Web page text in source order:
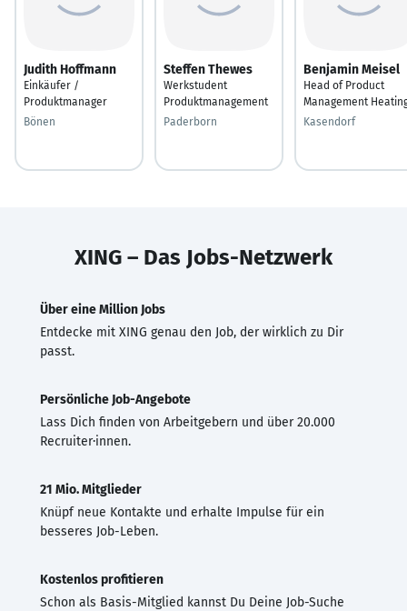
Judith Hoffmann
Einkäufer /
Produktmanager
Bönen
Steffen Thewes
Werkstudent
Produktmanagement
Paderborn
Benjamin Meisel
Head of Product
Management
Kasendorf
XING – Das Jobs-Netzwerk
Über eine Million Jobs
Entdecke mit XING genau den Job, der wirklich zu Dir
passt.
Persönliche Job-Angebote
Lass Dich finden von Arbeitgebern und über 20.000
Recruiter·innen.
21 Mio. Mitglieder
Knüpf neue Kontakte und erhalte Impulse für ein
besseres Job-Leben.
Kostenlos profitieren
Schon als Basis-Mitglied kannst Du Deine Job-Suche